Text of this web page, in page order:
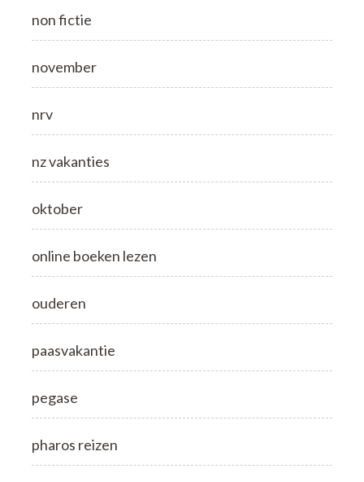
non fictie
november
nrv
nz vakanties
oktober
online boeken lezen
ouderen
paasvakantie
pegase
pharos reizen